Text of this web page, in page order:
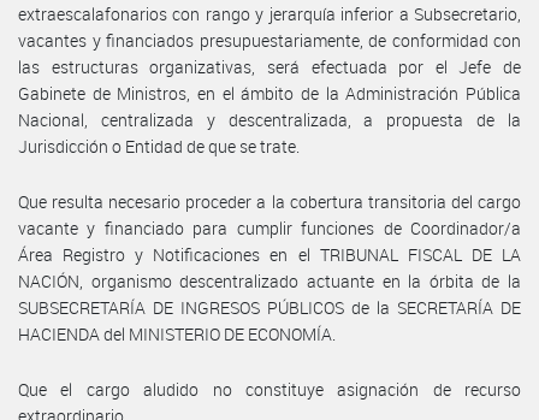
extraescalafonarios con rango y jerarquía inferior a Subsecretario,
vacantes y financiados presupuestariamente, de conformidad con
las estructuras organizativas, será efectuada por el Jefe de
Gabinete de Ministros, en el ámbito de la Administración Pública
Nacional, centralizada y descentralizada, a propuesta de la
Jurisdicción o Entidad de que se trate.
Que resulta necesario proceder a la cobertura transitoria del cargo
vacante y financiado para cumplir funciones de Coordinador/a
Área Registro y Notificaciones en el TRIBUNAL FISCAL DE LA
NACIÓN, organismo descentralizado actuante en la órbita de la
SUBSECRETARÍA DE INGRESOS PÚBLICOS de la SECRETARÍA DE
HACIENDA del MINISTERIO DE ECONOMÍA.
Que el cargo aludido no constituye asignación de recurso
extraordinario.